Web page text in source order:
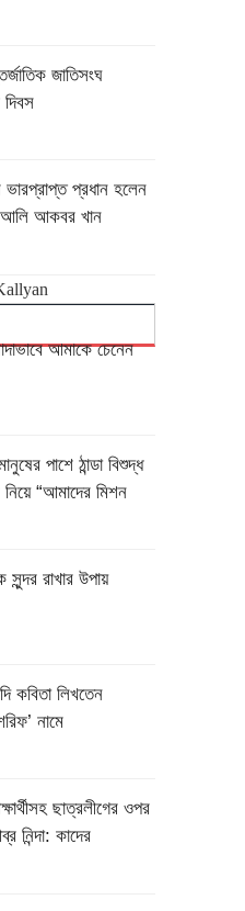
জাতিসংঘ
দিবস
প্রধান হলেন
আকবর খান
আমাকে চেনেন
পাশে ঠান্ডা বিশুদ্ধ
“আমাদের মিশন
রাখার উপায়
কবিতা লিখতেন
নামে
ছাত্রলীগের ওপর
নিন্দা: কাদের